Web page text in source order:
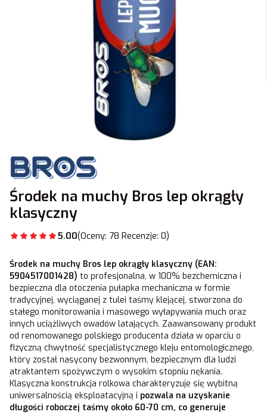
Środek na muchy Bros lep okrągły
klasyczny
5.00(Oceny: 78 Recenzje: 0)
Środek na muchy Bros lep okrągły klasyczny (EAN:
5904517001428) to profesjonalna, w 100% bezchemiczna i
bezpieczna dla otoczenia pułapka mechaniczna w formie
tradycyjnej, wyciąganej z tulei taśmy klejącej, stworzona do
stałego monitorowania i masowego wyłapywania much oraz
innych uciążliwych owadów latających. Zaawansowany produkt
od renomowanego polskiego producenta działa w oparciu o
fizyczną chwytność specjalistycznego kleju entomologicznego,
który został nasycony bezwonnym, bezpiecznym dla ludzi
atraktantem spożywczym o wysokim stopniu nękania.
Klasyczna konstrukcja rolkowa charakteryzuje się wybitną
uniwersalnością eksploatacyjną i pozwala na uzyskanie
długości roboczej taśmy około 60-70 cm, co generuje